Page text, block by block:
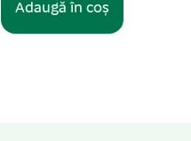
Adaugă în coș